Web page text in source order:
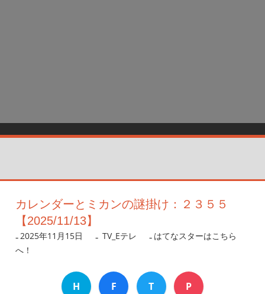
カレンダーとミカンの謎掛け：２３５５
【2025/11/13】
2025年11月15日 nanigoto
TV_Eテレ
はてなスターはこちら
へ！
H F T P